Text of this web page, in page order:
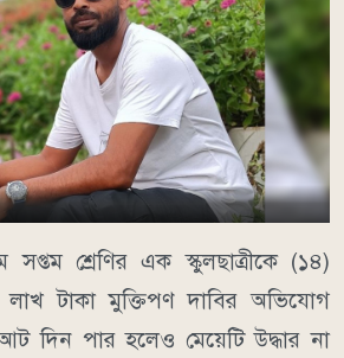
সপ্তম শ্রেণির এক স্কুলছাত্রীকে (১৪)
টাকা মুক্তিপণ দাবির অভিযোগ
দিন পার হলেও মেয়েটি উদ্ধার না